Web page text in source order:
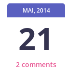
MAI, 2014
21
2 comments